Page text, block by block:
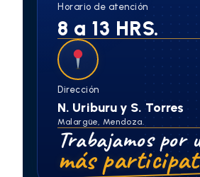
Horario de atención
8 a 13 HRS.
Dirección
N. Uriburu y S. Torres
Malargüe, Mendoza.
Trabajamos por
más